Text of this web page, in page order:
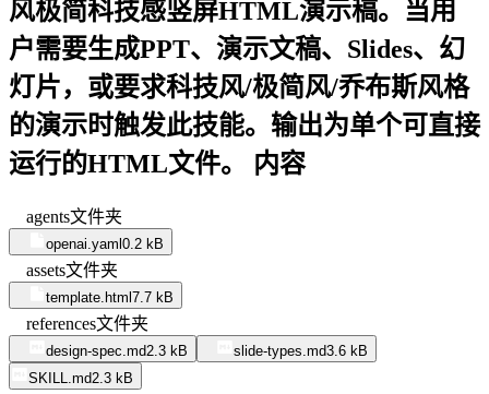
风极简科技感竖屏HTML演示稿。当用
户需要生成PPT、演示文稿、Slides、幻
灯片，或要求科技风/极简风/乔布斯风格
的演示时触发此技能。输出为单个可直接
运行的HTML文件。 内容
agents文件夹
openai.yaml 0.2 kB
assets文件夹
template.html 7.7 kB
references文件夹
design-spec.md2.3 kB slide-types.md3.6 kB
SKILL.md2.3 kB